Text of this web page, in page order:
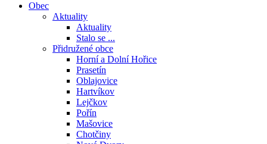
Obec
Aktuality
Aktuality
Stalo se ...
Přidružené obce
Horní a Dolní Hořice
Prasetín
Oblajovice
Hartvíkov
Lejčkov
Pořín
Mašovice
Chotčiny